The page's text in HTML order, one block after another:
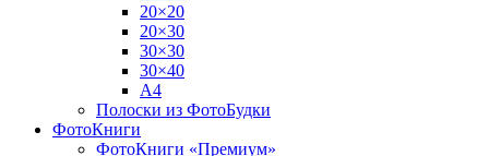
20×20
20×30
30×30
30×40
A4
Полоски из ФотоБудки
ФотоКниги
ФотоКниги «Премиум»